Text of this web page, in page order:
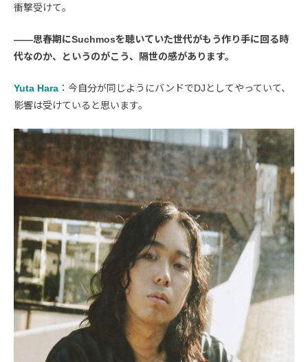
衝撃受けて。
――思春期にSuchmosを聴いていた世代がもう作り手に回る時
代なのか、というのがこう、隔世の感があります。
Yuta Hara ：今自分が同じようにバンドでDJとしてやっていて、
影響は受けていると思います。